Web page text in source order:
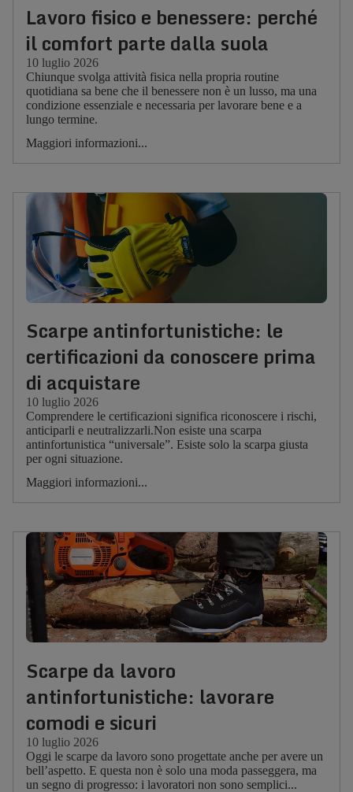
Lavoro fisico e benessere: perché
il comfort parte dalla suola
10 luglio 2026
Chiunque svolga attività fisica nella propria routine
quotidiana sa bene che il benessere non è un lusso, ma una
condizione essenziale e necessaria per lavorare bene e a
lungo termine.
Maggiori informazioni...
Scarpe antinfortunistiche: le
certificazioni da conoscere prima
di acquistare
10 luglio 2026
Comprendere le certificazioni significa riconoscere i rischi,
anticiparli e neutralizzarli.Non esiste una scarpa
antinfortunistica “universale”. Esiste solo la scarpa giusta
per ogni situazione.
Maggiori informazioni...
Scarpe da lavoro
antinfortunistiche: lavorare
comodi e sicuri
10 luglio 2026
Oggi le scarpe da lavoro sono progettate anche per avere un
bell’aspetto. E questa non è solo una moda passeggera, ma
un segno di progresso: i lavoratori non sono semplici...